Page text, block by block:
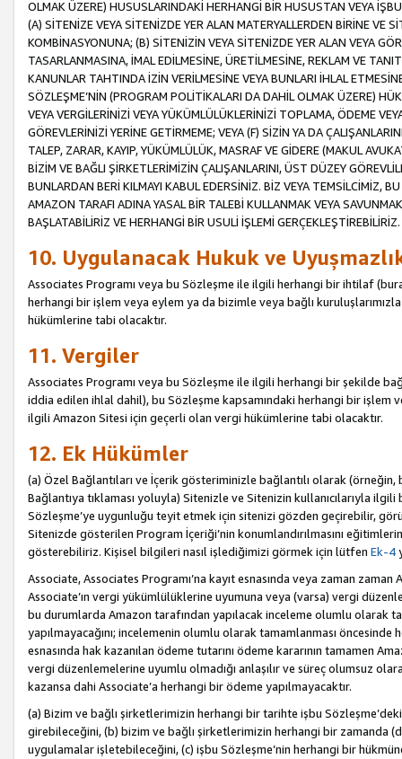
OLMAK ÜZERE) HUSUSLARINDAKİ HERHANGİ BİR HUSUSTAN VEYA
(A) SİTENİZE VEYA SİTENİZDE YER ALAN MATERYALLERDEN BİRİNE VE
KOMBİNASYONUNA; (B) SİTENİZİN VEYA SİTENİZDE YER ALAN VEYA
TASARLANMASINA, İMAL EDİLMESİNE, ÜRETİLMESİNE, REKLAM VE
KANUNLAR TAHTINDA İZİN VERİLMESİNE VEYA BUNLARI İHLAL
SÖZLEŞME’NİN (PROGRAM POLİTİKALARI DA DAHİL OLMAK ÜZERE)
VEYA VERGİLERİNİZİ VEYA YÜKÜMLÜLÜKLERİNİZİ TOPLAMA, ÖDEME
GÖREVLERİNİZİ YERİNE GETİRMEME; VEYA (F) SİZİN YA DA
TALEP, ZARAR, KAYIP, YÜKÜMLÜLÜK, MASRAF VE GİDERE (MAKUL
BİZİM VE BAĞLI ŞİRKETLERİMİZİN ÇALIŞANLARINI, ÜST DÜZEY
BUNLARDAN BERİ KILMAYI KABUL EDERSİNİZ. BİZ VEYA TEMSİLCİMİZ,
AMAZON TARAFI ADINA YASAL BİR TALEBİ KULLANMAK VEYA
BAŞLATABİLİRİZ VE HERHANGİ BİR USULİ İŞLEMİ GERÇEKLEŞTİREBİLİRİZ.
10. Uygulanacak Hukuk ve
Associates Programı veya bu Sözleşme ile ilgili herhangi bir ihtilaf
herhangi bir işlem veya eylem ya da bizimle veya bağlı
hükümlerine tabi olacaktır.
11. Vergiler
Associates Programı veya bu Sözleşme ile ilgili herhangi bir şekilde
iddia edilen ihlal dahil), bu Sözleşme kapsamındaki herhangi bir işlem
ilgili Amazon Sitesi için geçerli olan vergi hükümlerine tabi olacaktır.
12. Ek Hükümler
(a) Özel Bağlantıları ve İçerik gösteriminizle bağlantılı olarak
Bağlantıya tıklaması yoluyla) Sitenizle ve Sitenizin kullanıcılarıyla
Sözleşme’ye uygunluğu teyit etmek için sitenizi gözden geçirebilir,
Sitenizde gösterilen Program İçeriği’nin konumlandırılmasını
gösterebiliriz. Kişisel bilgileri nasıl işlediğimizi görmek için lütfen Ek-4
Associate, Associates Programı’na kayıt esnasında veya zaman
Associate’ın vergi yükümlülüklerine uyumuna veya (varsa) vergi
bu durumlarda Amazon tarafından yapılacak inceleme olumlu olarak
yapılmayacağını; incelemenin olumlu olarak tamamlanması
esnasında hak kazanılan ödeme tutarını ödeme kararının tamamen
vergi düzenlemelerine uyumlu olmadığı anlaşılır ve süreç olumsuz
kazansa dahi Associate’a herhangi bir ödeme yapılmayacaktır.
(a) Bizim ve bağlı şirketlerimizin herhangi bir tarihte işbu
girebileceğini, (b) bizim ve bağlı şirketlerimizin herhangi bir zamanda
uygulamalar işletebileceğini, (c) işbu Sözleşme’nin herhangi bir